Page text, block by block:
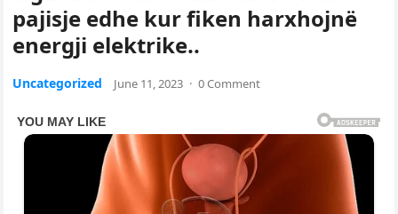
pajisje edhe kur fiken harxhojnë
energji elektrike..
Uncategorized June 11, 2023 · 0 Comment